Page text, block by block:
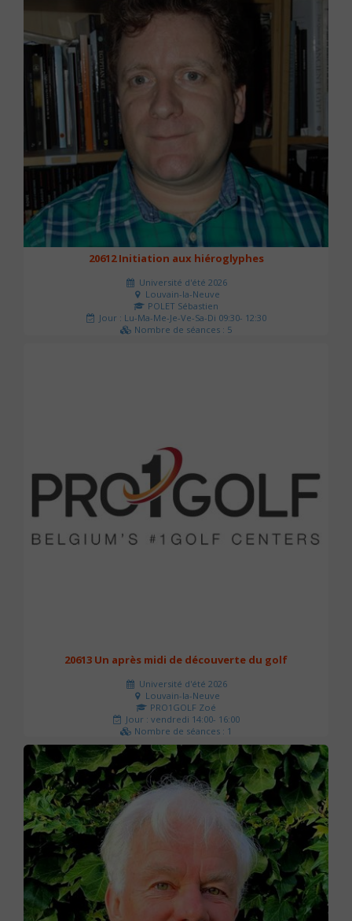
20612 Initiation aux hiéroglyphes
Université d'été 2026
Louvain-la-Neuve
POLET Sébastien
Jour : Lu-Ma-Me-Je-Ve-Sa-Di 09:30- 12:30
Nombre de séances : 5
20613 Un après midi de découverte du golf
Université d'été 2026
Louvain-la-Neuve
PRO1GOLF Zoé
Jour : vendredi 14:00- 16:00
Nombre de séances : 1
45 €